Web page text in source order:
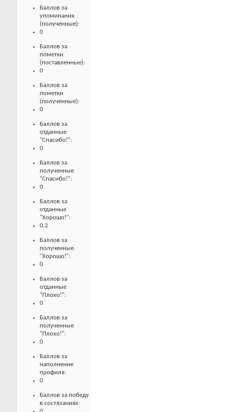
Баллов за
упоминания
(полученные):
0
Баллов за
пометки
(поставленные):
0
Баллов за
пометки
(полученные):
0
Баллов за
отданные
"Спасибо!":
0
Баллов за
полученные
"Спасибо!":
0
Баллов за
отданные
"Хорошо!":
0.2
Баллов за
полученные
"Хорошо!":
0
Баллов за
отданные
"Плохо!":
0
Баллов за
полученные
"Плохо!":
0
Баллов за
наполнение
профиля:
0
Баллов за победу
в состязаниях: